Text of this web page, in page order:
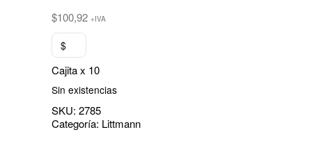
$100,92 +IVA
$
Cajita x 10
Sin existencias
SKU: 2785
Categoría: Littmann